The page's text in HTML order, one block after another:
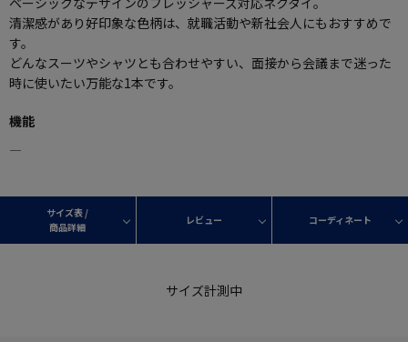
清潔感があり好印象な色柄は、就職活動や新社会人にもおすすめで
す。
どんなスーツやシャツとも合わせやすい、面接から会議まで迷った
時に使いたい万能な1本です。
機能
―
サイズ表 /
商品詳細
レビュー コーディネート
サイズ計測中